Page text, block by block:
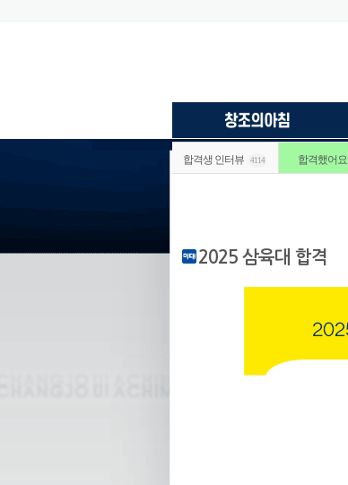
합격생 인터뷰 4114 합격했어요
2025 삼육대 합격